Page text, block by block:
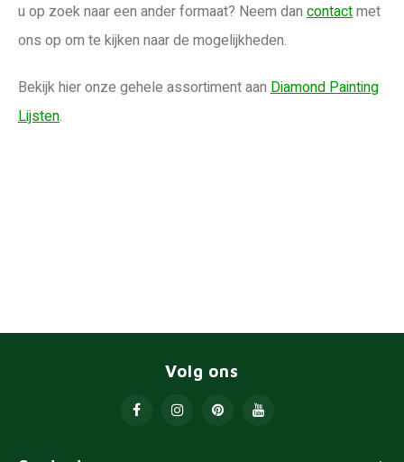
u op zoek naar een ander formaat? Neem dan contactmet
ons op om te kijken naar de mogelijkheden.
Bekijk hier onze gehele assortiment aan Diamond Painting
Lijsten.
Volg ons